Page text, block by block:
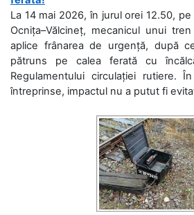
La 14 mai 2026, în jurul orei 12.50,
Ocnița–Vălcineț, mecanicul unui
aplice frânarea de urgență, după
pătruns pe calea ferată cu
Regulamentului circulației rutiere.
întreprinse, impactul nu a putut fi